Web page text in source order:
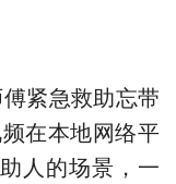
紧急救助忘带
在本地网络平
人的场景，一